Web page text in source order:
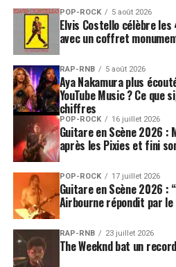
POP-ROCK 5 août 2026
Elvis Costello célèbre les
avec un coffret
RAP-RNB 5 août 2026
Aya Nakamura plus
YouTube Music ? Ce
chiffres
POP-ROCK 16 juillet 2026
Guitare en Scène 2026 :
après les Pixies et fini
POP-ROCK 17 juillet 2026
Guitare en Scène 2026 :
Airbourne répondit par
RAP-RNB 23 juillet 2026
The Weeknd bat un